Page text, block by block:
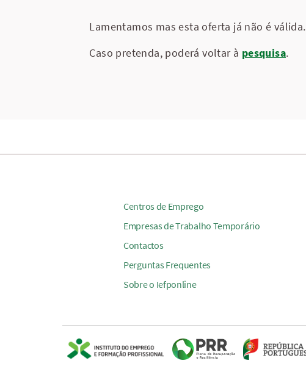
Lamentamos mas esta oferta já não é válida.
Caso pretenda, poderá voltar à pesquisa.
Centros de Emprego
Empresas de Trabalho Temporário
Contactos
Perguntas Frequentes
Sobre o Iefponline